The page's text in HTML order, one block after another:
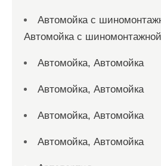
Автомойка с
Автомойка с
Автомойка, Автомойка
Автомойка, Автомойка
Автомойка, Автомойка
Автомойка, Автомойка